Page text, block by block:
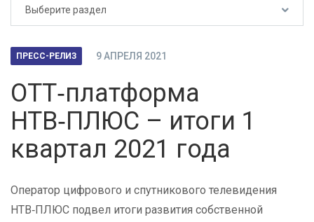
Выберите раздел
ПРЕСС-РЕЛИЗ 9 АПРЕЛЯ 2021
ОТТ‑платформа
НТВ‑ПЛЮС – итоги 1
квартал 2021 года
Оператор цифрового и спутникового телевидения
НТВ‑ПЛЮС подвел итоги развития собственной